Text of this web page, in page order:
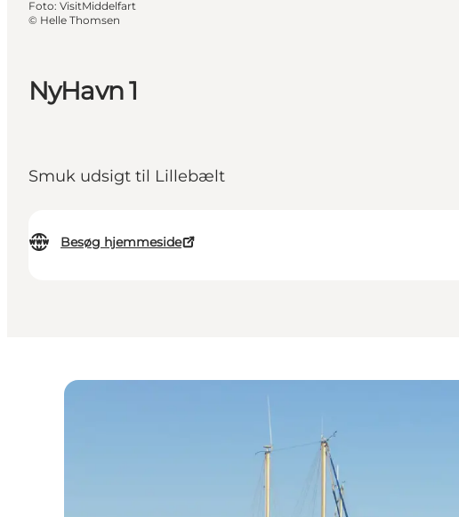
NyHavn 1
Smuk udsigt til Lillebælt
Besøg hjemmeside
Foto: VisitMiddelfart
© Helle Thomsen